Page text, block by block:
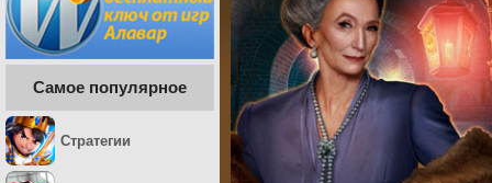
Самое популярное
Стратегии